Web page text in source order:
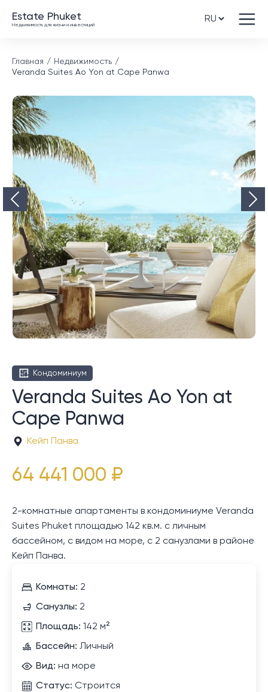
Estate Phuket
Недвижимость для жизни и инвестиций
Главная
Недвижимость
Veranda Suites Ao Yon at Cape Panwa
Кондоминиум
Veranda Suites Ao Yon at
Cape Panwa
Кейп Панва
64 441 000 ₽
2-комнатные апартаменты в кондоминиуме Veranda
Suites Phuket площадью 142 кв.м. с личным
бассейном, с видом на море, с 2 санузлами в районе
Кейп Панва.
Комнаты: 2
Санузлы: 2
Площадь: 142 м²
Бассейн: Личный
Вид: на море
Статус: Строится